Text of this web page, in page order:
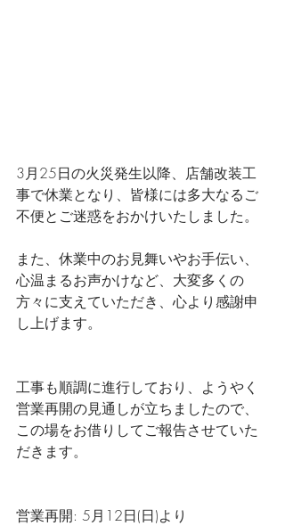
3月25日の火災発生以降、店舗改装工
事で休業となり、皆様には多大なるご
不便とご迷惑をおかけいたしました。
また、休業中のお見舞いやお手伝い、
心温まるお声かけなど、大変多くの
方々に支えていただき、心より感謝申
し上げます。
工事も順調に進行しており、ようやく
営業再開の見通しが立ちましたので、
この場をお借りしてご報告させていた
だきます。
営業再開: 5月12日(日)より